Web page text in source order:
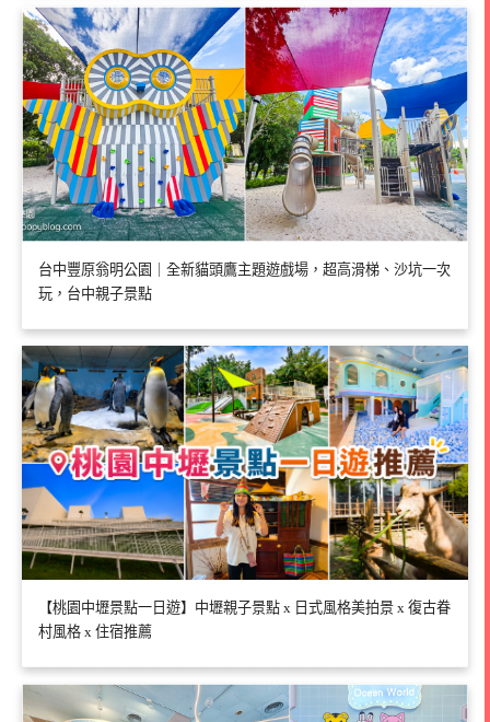
台中豐原翁明公園｜全新貓頭鷹主題遊戲場，超高滑梯、沙坑一次
玩，台中親子景點
【桃園中壢景點一日遊】中壢親子景點 x 日式風格美拍景 x 復古眷
村風格 x 住宿推薦